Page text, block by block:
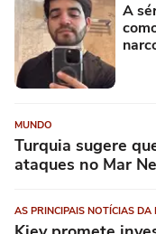
A
MUNDO
Turquia sugere
ataques no Mar
AS PRINCIPAIS NOTÍCIAS DA